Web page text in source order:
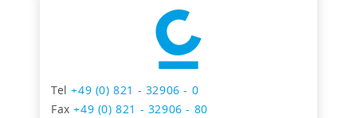
Tel+49 (0) 821 - 32906 - 0
Fax+49 (0) 821 - 32906 - 80